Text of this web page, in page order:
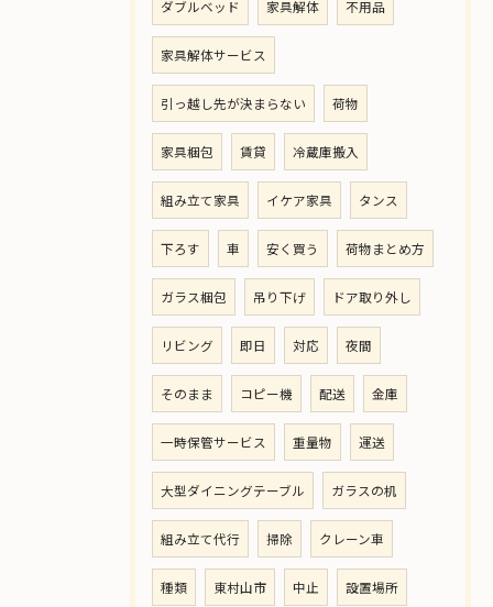
ダブルベッド 家具解体 不用品
家具解体サービス
引っ越し先が決まらない 荷物
家具梱包 賃貸 冷蔵庫搬入
組み立て家具 イケア家具 タンス
下ろす 車 安く買う 荷物まとめ方
ガラス梱包 吊り下げ ドア取り外し
リビング 即日 対応 夜間
そのまま コピー機 配送 金庫
一時保管サービス 重量物 運送
大型ダイニングテーブル ガラスの机
組み立て代行 掃除 クレーン車
種類 東村山市 中止 設置場所